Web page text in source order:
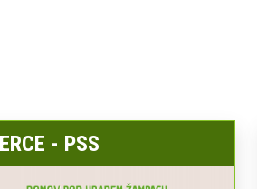
- PSS